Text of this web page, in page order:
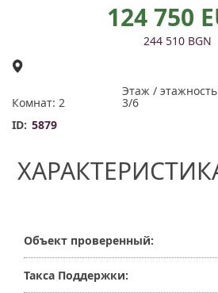
124 750
244 510 BGN
Комнат: 2
Этаж /
3/6
ID: 5879
Объект проверенный:
Такса Поддержки: